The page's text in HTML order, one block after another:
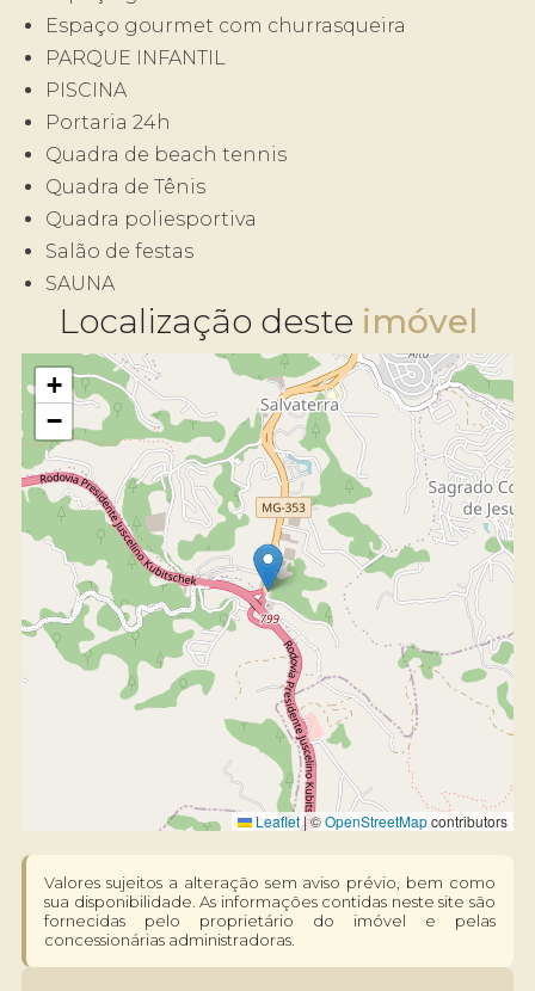
Espaço gourmet com churrasqueira
PARQUE INFANTIL
PISCINA
Portaria 24h
Quadra de beach tennis
Quadra de Tênis
Quadra poliesportiva
Salão de festas
SAUNA
Localização deste
+
−
Leaflet|©OpenStreetMapcontributors
Valores sujeitos a alteração sem aviso prévio, bem como
sua disponibilidade. As informações contidas neste site são
fornecidas pelo proprietário do imóvel e pelas
concessionárias administradoras.